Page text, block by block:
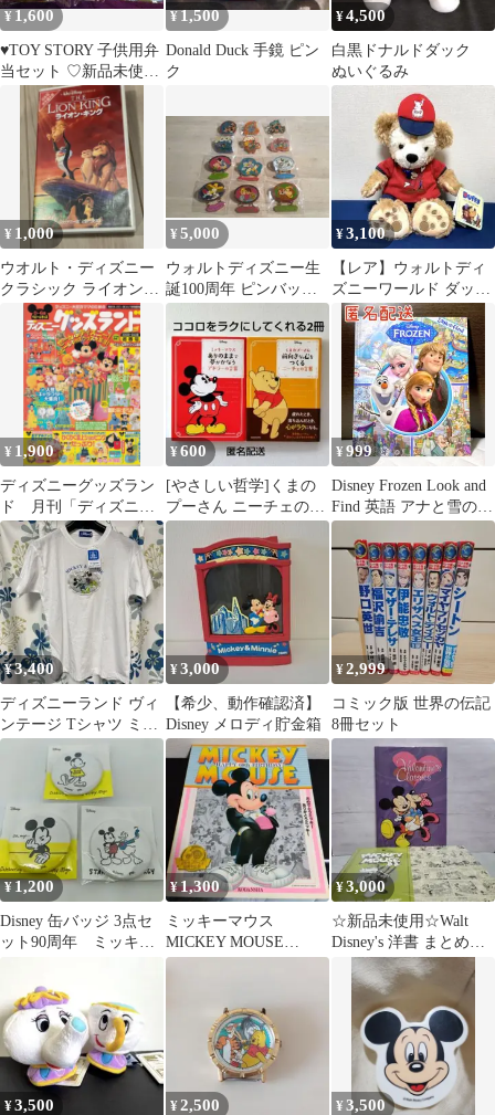
¥ 1,600
♥️TOY STORY 子供用弁
当セット ♡新品未使用
未開封❗️トイストーリー
¥1,500
Donald Duck 手鏡 ピン
ク
¥4,500
白黒ドナルドダック
ぬいぐるみ
¥ 1,000
ウオルト・ディズニー
クラシック ライオン・
キング
¥5,000
ウォルトディズニー生
誕100周年 ピンバッジ
¥3,100
【レア】ウォルトディ
ズニーワールド ダッフ
ィーぬいぐるみ 2017年
限定品❣️
¥ 1,900
ディズニーグッズラン
ド 月刊「ディズニー
ランド」12月増刊号 ▲
付録一部欠品
¥600
[やさしい哲学]くまの
プーさん ニーチェの言
葉、ミッキーマウス ア
ドラーの言葉
¥999
Disney Frozen Look and
Find 英語 アナと雪の女
王
¥3,400
ディズニーランド ヴィ
ンテージ Tシャツ ミッ
キー ミニー
¥3,000
【希少、動作確認済】
Disney メロディ貯金箱
¥2,999
コミック版 世界の伝記
8冊セット
¥1,200
Disney 缶バッジ 3点セ
ット90周年 ミッキ
¥1,300
ミッキーマウス
MICKEY MOUSE
HAPPY 60th BIRTHDAY
¥3,000
☆新品未使用☆Walt
Disney's 洋書 まとめ売
¥3,500 ¥2,500 ¥3,500